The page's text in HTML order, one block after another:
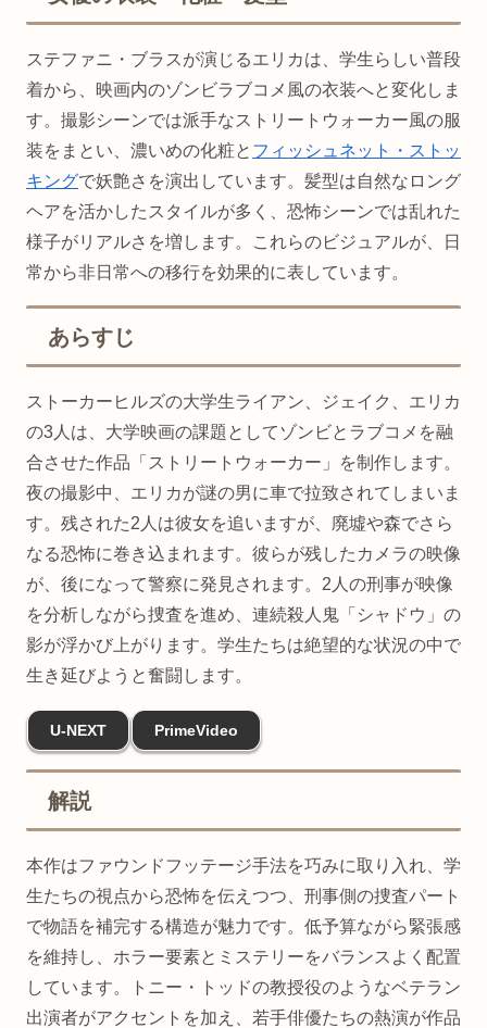
ステファニ・ブラスが演じるエリカは、学生らしい普段
着から、映画内のゾンビラブコメ風の衣装へと変化しま
す。撮影シーンでは派手なストリートウォーカー風の服
装をまとい、濃いめの化粧と フィッシュネット・ストッ
キングで妖艶さを演出しています。髪型は自然なロング
ヘアを活かしたスタイルが多く、恐怖シーンでは乱れた
様子がリアルさを増します。これらのビジュアルが、日
常から非日常への移行を効果的に表しています。
あらすじ
ストーカーヒルズの大学生ライアン、ジェイク、エリカ
の3人は、大学映画の課題としてゾンビとラブコメを融
合させた作品「ストリートウォーカー」を制作します。
夜の撮影中、エリカが謎の男に車で拉致されてしまいま
す。残された2人は彼女を追いますが、廃墟や森でさら
なる恐怖に巻き込まれます。彼らが残したカメラの映像
が、後になって警察に発見されます。2人の刑事が映像
を分析しながら捜査を進め、連続殺人鬼「シャドウ」の
影が浮かび上がります。学生たちは絶望的な状況の中で
生き延びようと奮闘します。
U-NEXT PrimeVideo
解説
本作はファウンドフッテージ手法を巧みに取り入れ、学
生たちの視点から恐怖を伝えつつ、刑事側の捜査パート
で物語を補完する構造が魅力です。低予算ながら緊張感
を維持し、ホラー要素とミステリーをバランスよく配置
しています。トニー・トッドの教授役のようなベテラン
出演者がアクセントを加え、若手俳優たちの熱演が作品